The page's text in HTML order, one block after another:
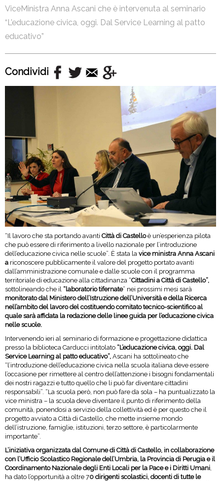
ViceMinistra Anna Ascani che è intervenuta al seminario
“L’educazione civica, oggi. Dal Service Learning al patto
educativo”
Condividi
“Il lavoro che sta portando avanti Città di Castelloè un’esperienza pilota
che può essere di riferimento a livello nazionale per l’introduzione
dell’educazione civica nelle scuole”. È stata la vice ministra Anna Ascani
a riconoscere pubblicamente il valore del progetto portato avanti
dall’amministrazione comunale e dalle scuole con il programma
territoriale di educazione alla cittadinanza “Cittadini a Città di Castello”,
sottolineando che il “laboratorio tifernate” nei prossimi mesi sarà
monitorato dal Ministero dell’Istruzione dell’Università e della Ricerca
nell’ambito del lavoro del costituendo comitato tecnico-scientifico al
quale sarà affidata la redazione delle linee guida per l’educazione civica
nelle scuole.
Intervenendo ieri al seminario di formazione e progettazione didattica
presso la biblioteca Carducci intitolato “L’educazione civica, oggi. Dal
Service Learning al patto educativo”, Ascani ha sottolineato che
“l’introduzione dell’educazione civica nella scuola italiana deve essere
l’occasione per rimettere al centro dell’attenzione i bisogni fondamentali
dei nostri ragazzi e tutto quello che li può far diventare cittadini
responsabili”. “La scuola però, non può fare da sola – ha puntualizzato la
vice ministra – la scuola deve diventare il punto di riferimento della
comunità, ponendosi a servizio della collettività ed è per questo che il
progetto avviato a Città di Castello, che mette insieme mondo
dell’istruzione, famiglie, istituzioni, terzo settore, è particolarmente
importante”.
L’iniziativa organizzata dal Comune di Città di Castello, in collaborazione
con l’Ufficio Scolastico Regionale dell’Umbria, la Provincia di Perugia e il
Coordinamento Nazionale degli Enti Locali per la Pace e i Diritti Umani
ha dato l’opportunità a oltre 70 dirigenti scolastici, docenti di tutte le